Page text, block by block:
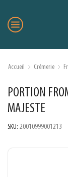
Accueil Crémerie
PORTION
MAJESTE
SKU: 20010999001213